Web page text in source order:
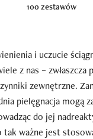
100 zestawów
i uczucie
z nas – zwłaszcza
zewnętrzne.
pielęgnacja mogą
do jej
ważne jest